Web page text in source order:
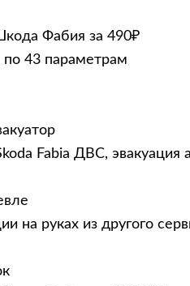
Фабия за 490₽
по 43 параметрам
Fabia ДВС,
на руках из другого